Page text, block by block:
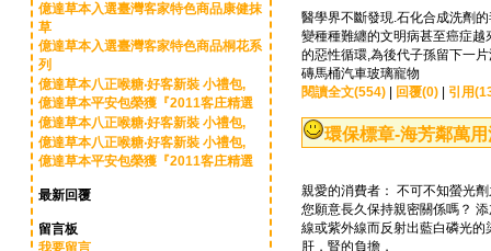
億達草本入選臺灣客家特色商品康健抹
草
億達草本入選臺灣客家特色商品桐花系
列
億達草本八正喉糖‧好客新裝 小禮包,
億達草本平安包榮獲『2011客庄精選
億達草本八正喉糖‧好客新裝 小禮包,
億達草本八正喉糖‧好客新裝 小禮包,
億達草本平安包榮獲『2011客庄精選
最新回覆
留言板
我要留言
醫學界不斷發現.石化合成洗劑
變種種難纏的文明病甚至癌症
的惡性循環,為後代子孫留下一
磚馬桶汽車玻璃寵物
閱讀全文(554)
回覆(0) 引用
環保標章-海芳鄰萬
親愛的消費者： 不可不知螢光
您願意長久保持親密關係嗎？
線或紫外線而反射出藍白磷光
肝，腎的負擔，